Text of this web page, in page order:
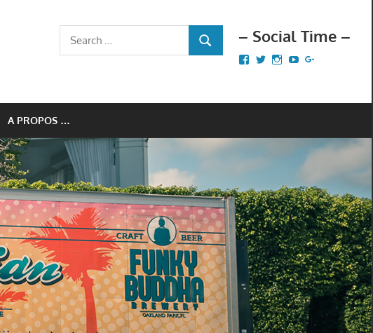
– Social Time –
Facebook
TwitterInstagram
YouTube
Search
for:
SEARCH
A PROPOS …